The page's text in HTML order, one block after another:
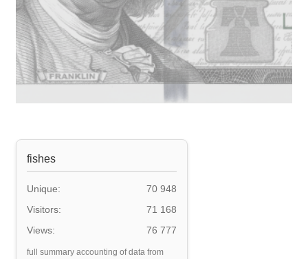
fishes
Unique:
70 948
Visitors:
71 168
Views:
76 777
full summary accounting of data from